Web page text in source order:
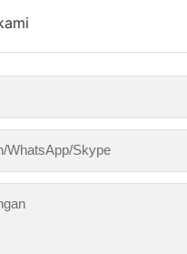
WhatsApp/Skype